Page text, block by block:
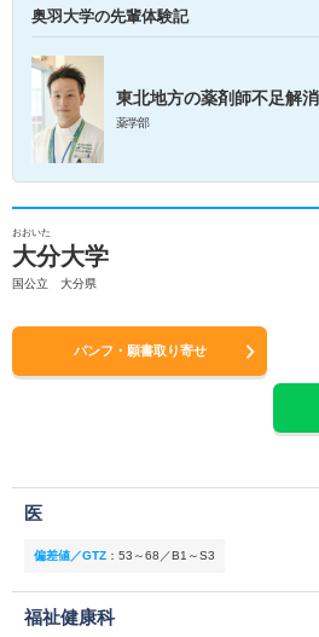
奥羽大学の先輩体験記
東北地方の薬剤師不足解
薬学部
おおいた
大分大学
国公立 大分県
パンフ・願書取り寄せ
医
偏差値／GTZ ： 53～68／B1～S3
福祉健康科